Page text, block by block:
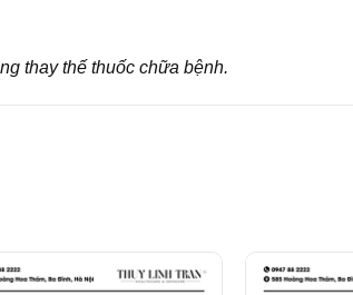
thay thế thuốc chữa bệnh.